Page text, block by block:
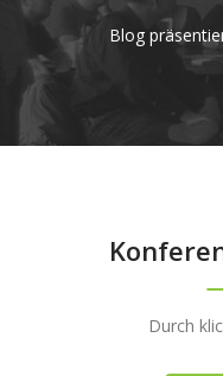
Blog
Durch